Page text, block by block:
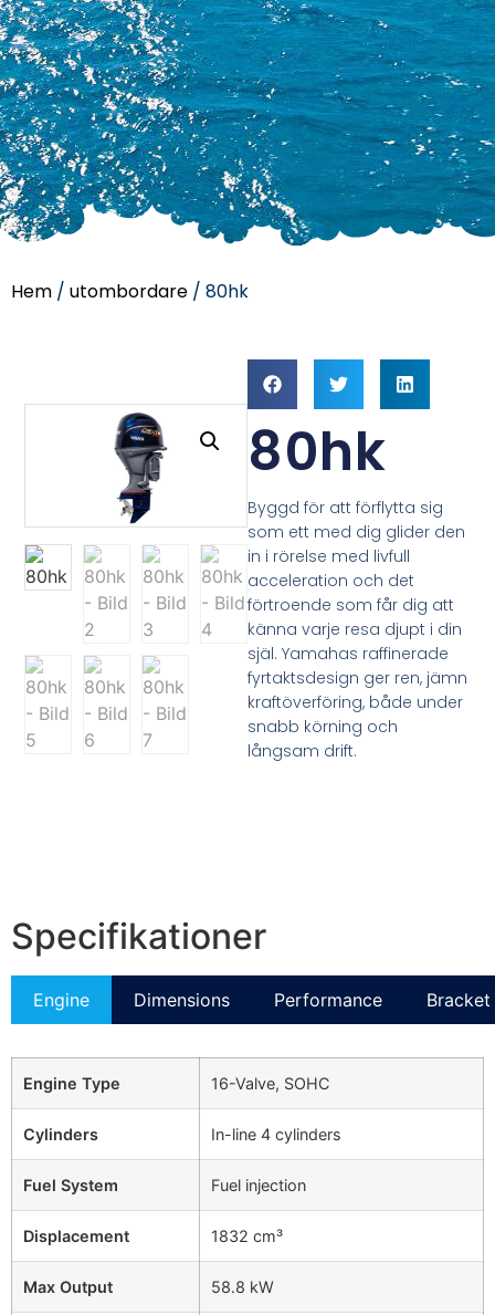
Hem / utombordare / 80hk
80hk
Byggd för att förflytta sig
som ett med dig glider den
in i rörelse med livfull
acceleration och det
förtroende som får dig att
känna varje resa djupt i din
själ. Yamahas raffinerade
fyrtaktsdesign ger ren, jämn
kraftöverföring, både under
snabb körning och
långsam drift.
Specifikationer
Engine Dimensions Performance
Engine Type 16-Valve, SOHC
Cylinders In-line 4 cylinders
Fuel System Fuel injection
Displacement 1832 cm³
Max Output 58.8 kW